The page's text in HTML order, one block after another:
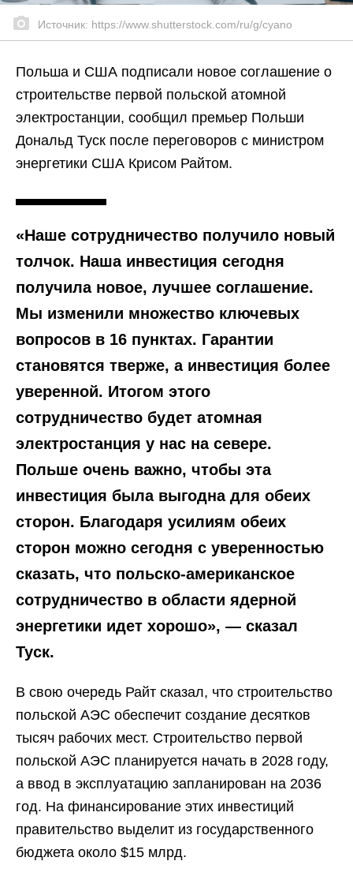
Источник: https://www.shutterstock.com/ru/g/cyano
Польша и США подписали новое соглашение о
строительстве первой польской атомной
электростанции, сообщил премьер Польши
Дональд Туск после переговоров с министром
энергетики США Крисом Райтом.
«Наше сотрудничество получило новый
толчок. Наша инвестиция сегодня
получила новое, лучшее соглашение.
Мы изменили множество ключевых
вопросов в 16 пунктах. Гарантии
становятся тверже, а инвестиция более
уверенной. Итогом этого
сотрудничество будет атомная
электростанция у нас на севере.
Польше очень важно, чтобы эта
инвестиция была выгодна для обеих
сторон. Благодаря усилиям обеих
сторон можно сегодня с уверенностью
сказать, что польско-американское
сотрудничество в области ядерной
энергетики идет хорошо», — сказал
Туск.
В свою очередь Райт сказал, что строительство
польской АЭС обеспечит создание десятков
тысяч рабочих мест. Строительство первой
польской АЭС планируется начать в 2028 году,
а ввод в эксплуатацию запланирован на 2036
год. На финансирование этих инвестиций
правительство выделит из государственного
бюджета около $15 млрд.